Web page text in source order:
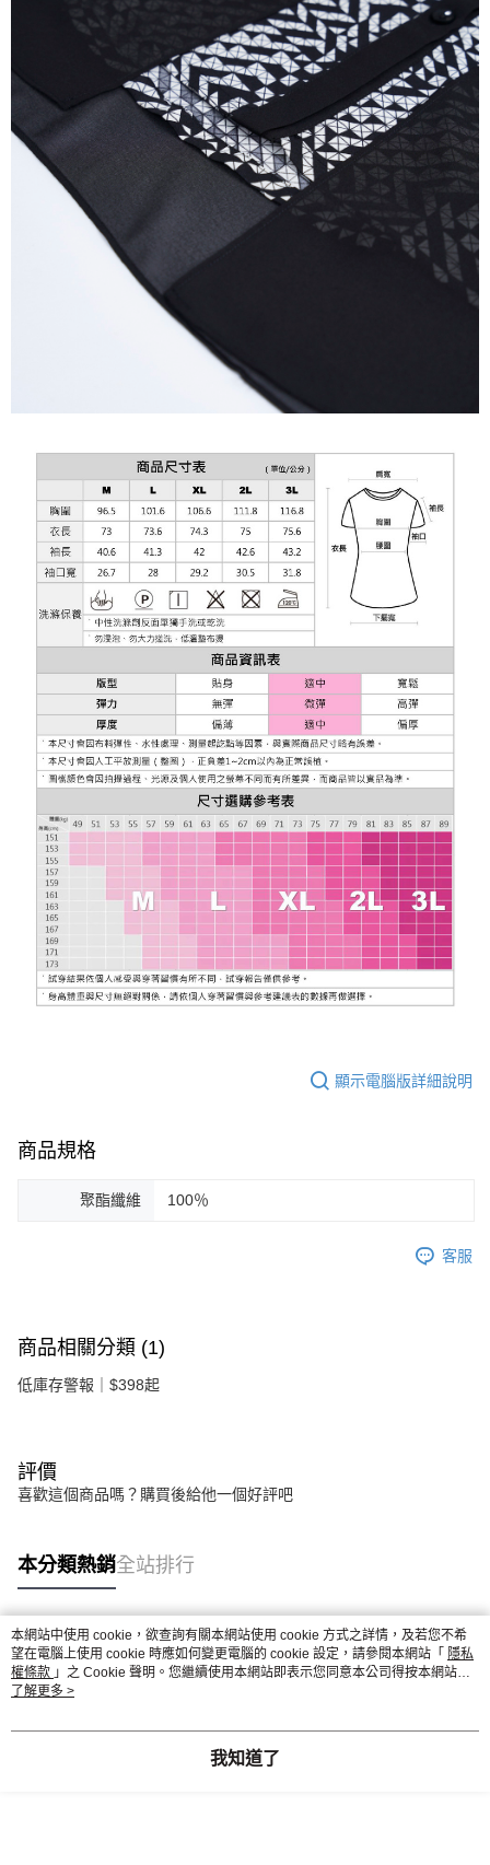
顯示電腦版詳細說明
商品規格
聚酯纖維 100％
客服
商品相關分類 (1)
低庫存警報｜$398起
評價
喜歡這個商品嗎？購買後給他一個好評吧
本分類熱銷全站排行
熱門標籤
本網站中使用 cookie，欲查詢有關本網站使用 cookie 方式之詳情，及若您不希
望在電腦上使用 cookie 時應如何變更電腦的 cookie 設定，請參閱本網站「 隱私
權條款 」之 Cookie 聲明。您繼續使用本網站即表示您同意本公司得按本網站使
用條款之 Cookie 聲明使用 cookie。
了解更多 >
我知道了